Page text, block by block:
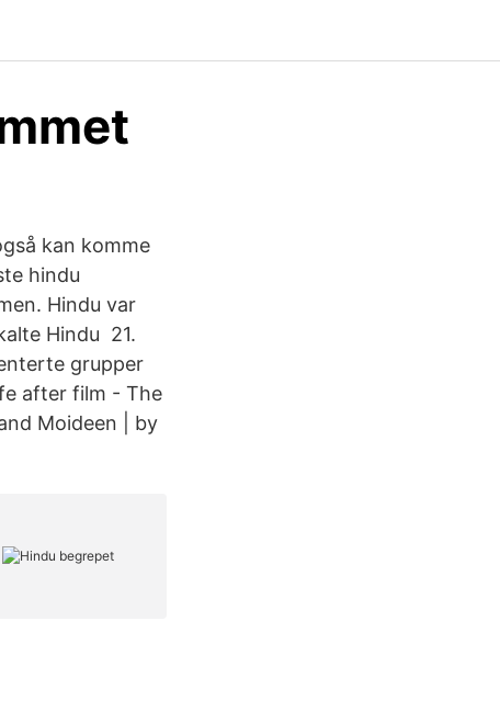
kan komme
hindu
Hindu var
Hindu 21.
grupper
after film - The
Moideen | by